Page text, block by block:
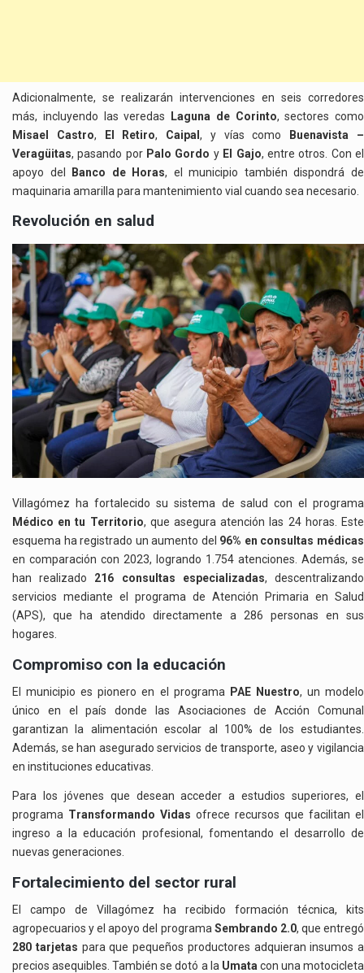
Adicionalmente, se realizarán intervenciones en seis corredores
más, incluyendo las veredas
Laguna de Corinto, sectores como
Misael Castro, El Retiro, Caipal, y vías como
Buenavista –
Veragüitas, pasando por Palo Gordo y El Gajo, entre otros. Con el
apoyo del
Banco de Horas, el municipio también dispondrá de
maquinaria amarilla para mantenimiento vial cuando sea necesario.
Revolución en salud
Villagómez ha fortalecido su sistema de salud con el programa
Médico en tu Territorio, que asegura atención las 24 horas. Este
esquema ha registrado un aumento del 96% en consultas médicas
en comparación con 2023, logrando 1.754 atenciones. Además, se
han realizado 216 consultas especializadas, descentralizando
servicios mediante el programa de Atención Primaria en Salud
(APS), que ha atendido directamente a 286 personas en sus
hogares.
Compromiso con la educación
El municipio es pionero en el programa PAE Nuestro, un modelo
único en el país donde las Asociaciones de Acción Comunal
garantizan la alimentación escolar al 100% de los estudiantes.
Además, se han asegurado servicios de transporte, aseo y vigilancia
en instituciones educativas.
Para los jóvenes que desean acceder a estudios superiores, el
programa Transformando Vidas ofrece recursos que facilitan el
ingreso a la educación profesional, fomentando el desarrollo de
nuevas generaciones.
Fortalecimiento del sector rural
El campo de Villagómez ha recibido formación técnica, kits
agropecuarios y el apoyo del programa Sembrando 2.0, que entregó
280 tarjetas para que pequeños productores adquieran insumos a
precios asequibles. También se dotó a la Umata con una motocicleta